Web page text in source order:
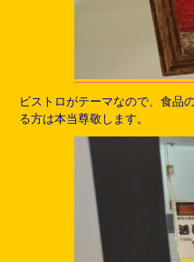
ビストロがテーマなので、食品
る方は本当尊敬します。